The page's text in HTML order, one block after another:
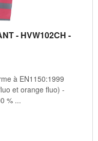
- HVW102CH -
à EN1150:1999
et orange fluo) -
% ...